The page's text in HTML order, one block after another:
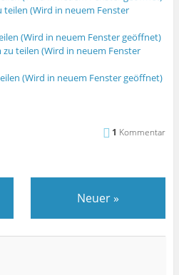
teilen (Wird in neuem Fenster
(Wird in neuem Fenster geöffnet)
zu teilen (Wird in neuem Fenster
(Wird in neuem Fenster geöffnet)
1 Kommentar
Neuer»